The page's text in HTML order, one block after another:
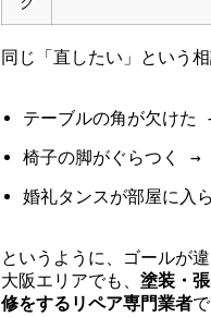
同じ「直したい」という相
テーブルの角が欠けた
椅子の脚がぐらつく →
婚礼タンスが部屋に入
というように、ゴールが
大阪エリアでも、 塗装・
修をするリペア専門業者